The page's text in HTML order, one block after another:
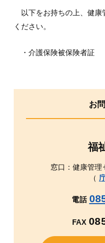
以下をお持ちの上、健康
ください。
・介護保険被保険者証
お
福
窓口：健康管
（
電話
FAX